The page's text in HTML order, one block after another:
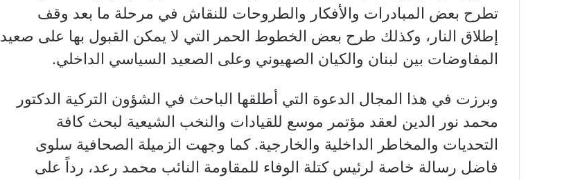
تطرح بعض المبادرات والأفكار والطروحات للنقاش في مرحلة ما بعد وقف
إطلاق النار، وكذلك طرح بعض الخطوط الحمر التي لا يمكن القبول بها على صعيد
المفاوضات بين لبنان والكيان الصهيوني وعلى الصعيد السياسي الداخلي.
وبرزت في هذا المجال الدعوة التي أطلقها الباحث في الشؤون التركية الدكتور
محمد نور الدين لعقد مؤتمر موسع للقيادات والنخب الشيعية لبحث كافة
التحديات والمخاطر الداخلية والخارجية. كما وجهت الزميلة الصحافية سلوى
فاضل رسالة خاصة لرئيس كتلة الوفاء للمقاومة النائب محمد رعد، رداً على